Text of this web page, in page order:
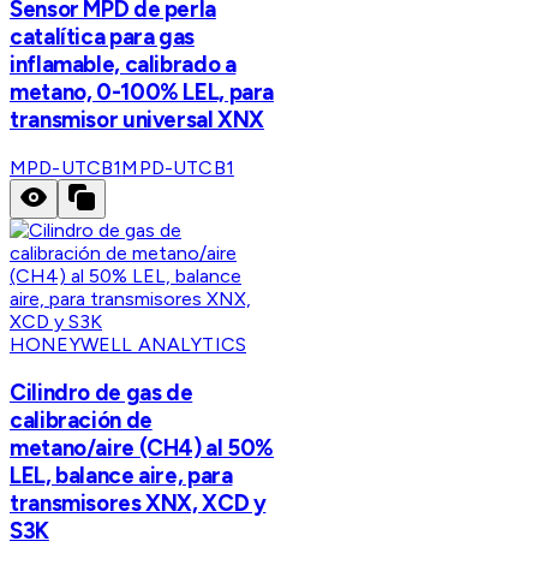
Sensor MPD de perla
catalítica para gas
inflamable, calibrado a
metano, 0-100% LEL, para
transmisor universal XNX
MPD-UTCB1MPD-UTCB1
HONEYWELL ANALYTICS
Cilindro de gas de
calibración de
metano/aire (CH4) al 50%
LEL, balance aire, para
transmisores XNX, XCD y
S3K